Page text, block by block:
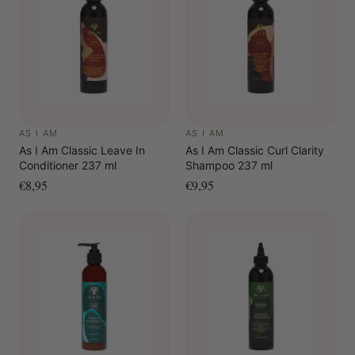
Bij lichtblond haar wordt aangeraden om een
patchtest te doen en de instructies zorgvuldig op te
volgen om te voorkomen dat de kleur achterblijft.
AS I AM
As I Am Classic Leave In
Conditioner 237 ml
€8,95
AS I AM
As I Am Classic Curl Clarity
Shampoo 237 ml
€9,95